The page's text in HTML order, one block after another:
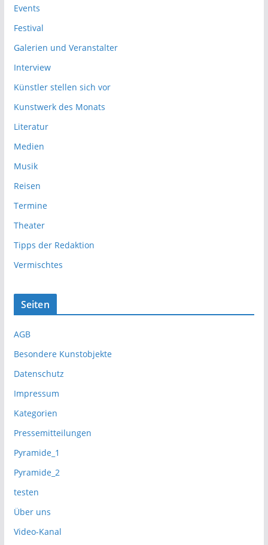
Events
Festival
Galerien und Veranstalter
Interview
Künstler stellen sich vor
Kunstwerk des Monats
Literatur
Medien
Musik
Reisen
Termine
Theater
Tipps der Redaktion
Vermischtes
Seiten
AGB
Besondere Kunstobjekte
Datenschutz
Impressum
Kategorien
Pressemitteilungen
Pyramide_1
Pyramide_2
testen
Über uns
Video-Kanal